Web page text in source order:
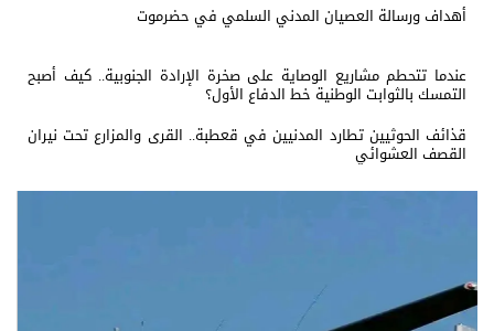
أهداف ورسالة العصيان المدني السلمي في حضرموت
عندما تتحطم مشاريع الوصاية على صخرة الإرادة الجنوبية.. كيف أصبح
التمسك بالثوابت الوطنية خط الدفاع الأول؟
قذائف الحوثيين تطارد المدنيين في قعطبة.. القرى والمزارع تحت نيران
القصف العشوائي